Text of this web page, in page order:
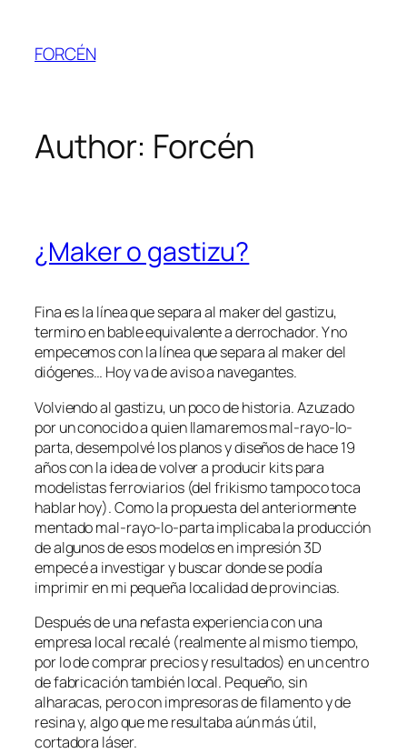
content
FORCÉN
Author: Forcén
¿Maker o gastizu?
Fina es la línea que separa al makerdelgastizu,
termino en bable equivalente a derrochador. Y no
empecemos con la línea que separa al makerdel
diógenes… Hoy va de aviso a navegantes.
Volviendo algastizu, un poco de historia. Azuzado
por un conocido a quien llamaremos mal-rayo-lo-
parta, desempolvé los planos y diseños de hace 19
años con la idea de volver a producir kits para
modelistas ferroviarios (delfrikismotampoco toca
hablar hoy). Como la propuesta del anteriormente
mentado mal-rayo-lo-parta implicaba la producción
de algunos de esos modelos en impresión 3D
empecé a investigar y buscar donde se podía
imprimir en mi pequeña localidad de provincias.
Después de una nefasta experiencia con una
empresa local recalé (realmente al mismo tiempo,
por lo de comprar precios y resultados) en un centro
de fabricación también local. Pequeño, sin
alharacas, pero con impresoras de filamento y de
resina y, algo que me resultaba aún más útil,
cortadora láser.